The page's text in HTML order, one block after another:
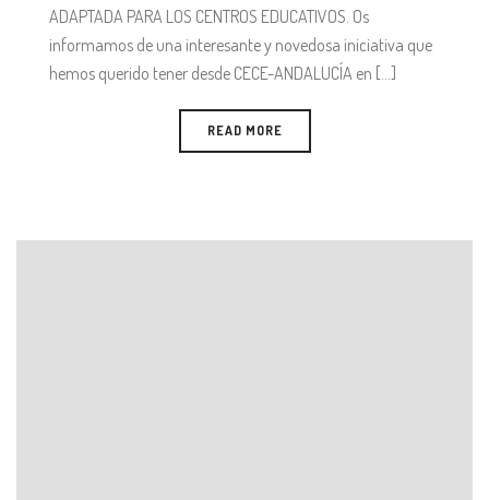
ADAPTADA PARA LOS CENTROS EDUCATIVOS. Os
informamos de una interesante y novedosa iniciativa que
hemos querido tener desde CECE-ANDALUCÍA en [...]
READ MORE